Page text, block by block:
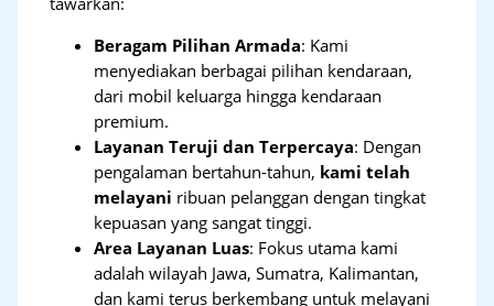
Beragam Pilihan Armada: Kami
menyediakan berbagai pilihan kendaraan,
dari mobil keluarga hingga kendaraan
premium.
Layanan Teruji dan Terpercaya: Dengan
pengalaman bertahun-tahun, kami telah
melayani ribuan pelanggan dengan tingkat
kepuasan yang sangat tinggi.
Area Layanan Luas: Fokus utama kami
adalah wilayah Jawa, Sumatra, Kalimantan,
dan kami terus berkembang untuk melayani